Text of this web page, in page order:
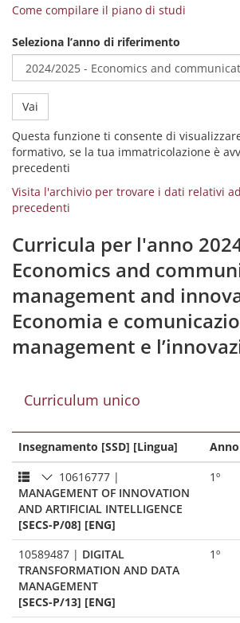
Come compilare il piano di studi
Seleziona l’anno di riferimento
Vai
Questa funzione ti consente di
formativo, se la tua immatricolazione è
precedenti
Visita l'archivio per trovare i dati relativi
precedenti
Curricula per l'anno
Economics and
management and
Economia e
management e
Curriculum unico
Insegnamento [SSD] [Lingua] Anno
10616777 |
MANAGEMENT OF INNOVATION
AND ARTIFICIAL INTELLIGENCE
[SECS-P/08] [ENG]
1º
10589487 | DIGITAL
TRANSFORMATION AND DATA
MANAGEMENT
[SECS-P/13] [ENG]
1º